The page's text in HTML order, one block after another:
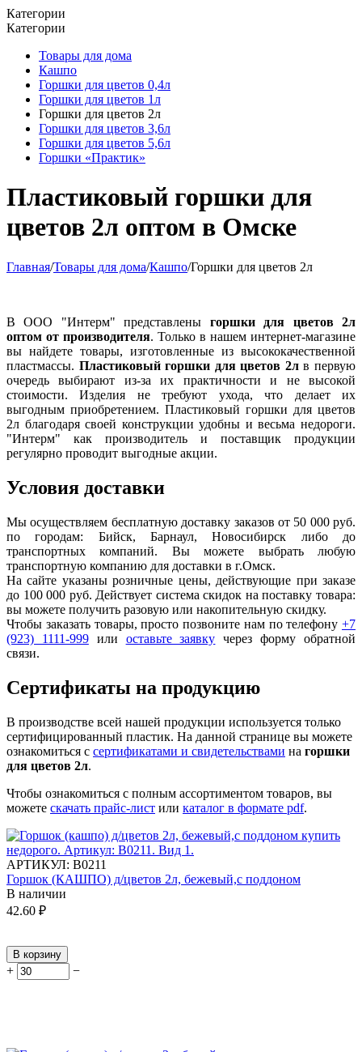
Категории
Категории
Товары для дома
Кашпо
Горшки для цветов 0,4л
Горшки для цветов 1л
Горшки для цветов 2л
Горшки для цветов 3,6л
Горшки для цветов 5,6л
Горшки «Практик»
Пластиковый горшки для
цветов 2л оптом в Омске
Главная/Товары для дома/Кашпо/Горшки для цветов 2л
В ООО "Интерм" представлены горшки для цветов 2л
оптом от производителя. Только в нашем интернет-магазине
вы найдете товары, изготовленные из высококачественной
пластмассы. Пластиковый горшки для цветов 2л в первую
очередь выбирают из-за их практичности и не высокой
стоимости. Изделия не требуют ухода, что делает их
выгодным приобретением. Пластиковый горшки для цветов
2л благодаря своей конструкции удобны и весьма недороги.
"Интерм" как производитель и поставщик продукции
регулярно проводит выгодные акции.
Условия доставки
Мы осуществляем бесплатную доставку заказов от 50 000 руб.
по городам: Бийск, Барнаул, Новосибирск либо до
транспортных компаний. Вы можете выбрать любую
транспортную компанию для доставки в г.Омск.
На сайте указаны розничные цены, действующие при заказе
до 100 000 руб. Действует система скидок на поставку товара:
вы можете получить разовую или накопительную скидку.
Чтобы заказать товары, просто позвоните нам по телефону +7
(923) 1111-999или оставьте заявку
через форму обратной
связи.
Сертификаты на продукцию
В производстве всей нашей продукции используется только
сертифицированный пластик. На данной странице вы можете
ознакомиться с сертификатами и свидетельствами на горшки
для цветов 2л.
Чтобы ознакомиться с полным ассортиментом товаров, вы
можете скачать прайс-лист или каталог в формате pdf.
АРТИКУЛ: В0211
Горшок (КАШПО) д/цветов 2л, бежевый,с поддоном
В наличии
42.60 ₽
В корзину
+ −